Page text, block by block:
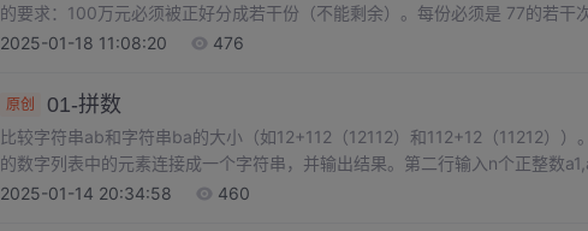
的要求：100万元必须被正好分成若干份（不能剩余）。每份必须是 77的若干
343元，...相同金额的份数不能超过 5份。在满足上述要求的情况下，分成的份
金额，直到总金额达到 100 万元。
2025-01-18 11:08:20 476
原创 01-拼数
比较字符串ab和字符串ba的大小（如12+112（12112）和112+12（11212）
的数字列表中的元素连接成一个字符串，并输出结果。第二行输入n个正整数
正在准备蓝桥杯比赛呀！给定n个正整数a1,a2,...,an,你可以将它们任意排序。
2025-01-14 20:34:58 460